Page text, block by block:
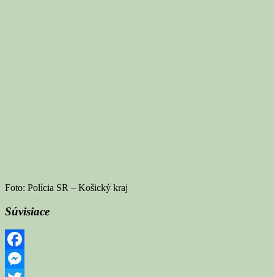
Foto: Polícia SR – Košický kraj
Súvisiace
Facebook